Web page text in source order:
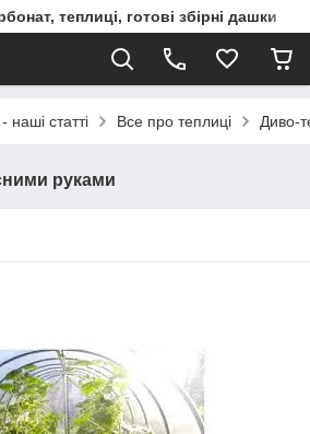
теплиці, готові збірні дашки
наші статті Все про теплиці Диво-
руками